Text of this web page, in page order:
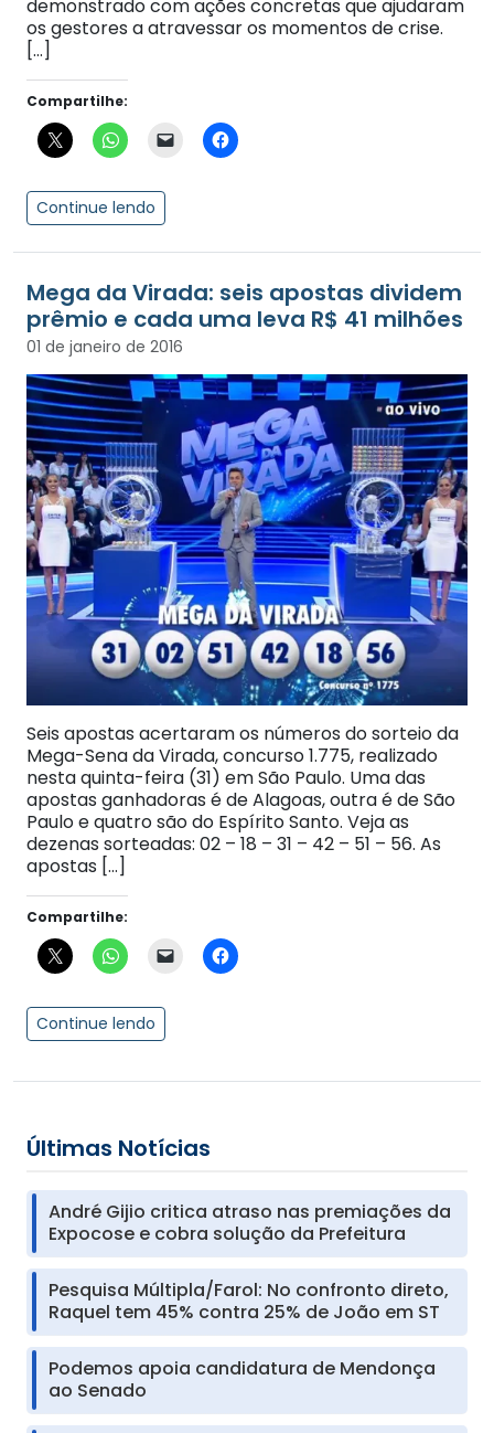
demonstrado com ações concretas que ajudaram
os gestores a atravessar os momentos de crise.
[…]
Compartilhe:
Continue lendo
Mega da Virada: seis apostas dividem
prêmio e cada uma leva R$ 41 milhões
01 de janeiro de 2016
Seis apostas acertaram os números do sorteio da
Mega-Sena da Virada, concurso 1.775, realizado
nesta quinta-feira (31) em São Paulo. Uma das
apostas ganhadoras é de Alagoas, outra é de São
Paulo e quatro são do Espírito Santo. Veja as
dezenas sorteadas: 02 – 18 – 31 – 42 – 51 – 56. As
apostas […]
Compartilhe:
Continue lendo
Últimas Notícias
André Gijio critica atraso nas premiações da
Expocose e cobra solução da Prefeitura
Pesquisa Múltipla/Farol: No confronto direto,
Raquel tem 45% contra 25% de João em ST
Podemos apoia candidatura de Mendonça
ao Senado